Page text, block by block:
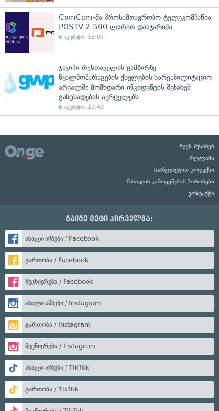
ComCom-მა პროსამთავრობო ტელეკომპანია
POSTV 2 500 ლარით დააჯარიმა
6 აგვისტო, 13:02
ჯივიპი რუსთაველის გამზირზე
წყალმომარაგების ქსელების სარეაბილიტაციო
არეალში მომხდარი ინციდენტის შესახებ
განცხადებას ავრცელებს
6 აგვისტო, 12:40
ჩვენ შესახებ
რეკლამა
სარედაქციო კოდექსი
მასალის გამოყენების პირობები
კონტაქტი
გაიგე მეტი პირველმა:
ახალი ამბები / Facebook
გართობა / Facebook
მეცნიერება / Facebook
ახალი ამბები / Instagram
გართობა / Instagram
მეცნიერება / Instagram
ახალი ამბები / TikTok
გართობა / TikTok